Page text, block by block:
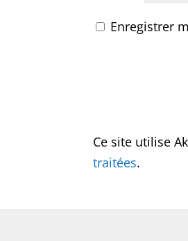
Enregistrer
Ce site utilise
traitées.